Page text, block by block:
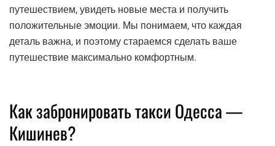
путешествием, увидеть новые места и получить
положительные эмоции. Мы понимаем, что каждая
деталь важна, и поэтому стараемся сделать ваше
путешествие максимально комфортным.
Как забронировать такси Одесса —
Кишинев?